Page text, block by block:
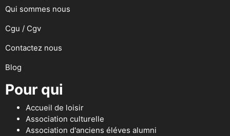
Qui sommes nous
Cgu / Cgv
Contactez nous
Blog
Pour qui
Accueil de loisir
Association culturelle
Association d'anciens éléves alumni